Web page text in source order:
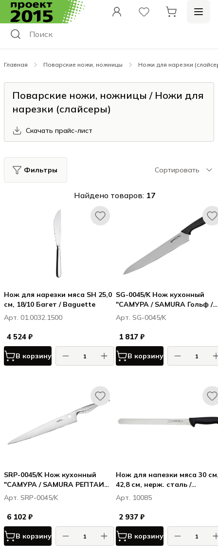
Главная Поварские ножи, ножницы Ножи для нарезки
Поварские ножи, ножницы / Ножи для
нарезки (слайсеры)
Скачать прайс-лист
Фильтры Сортировать
Найдено товаров: 17
Нож для нарезки мяса SH 25,0
см, 18/10 Багет / Baguette
Арт. 01.0032.1500
4 524 ₽
В корзину
SG-0045/K Нож кухонный
"САМУРА / SAMURA Гольф /
Golf" для нарезки 251 мм,
Арт. SG-0045/K
1 817 ₽
В корзину
SRP-0045/K Нож кухонный
"САМУРА / SAMURA РЕПТАИЛ /
REPTILE" для нарезки, слайсер
274 мм, AUS-10
Арт. SRP-0045/K
6 102 ₽
В корзину
Нож для напезки мяса 30
42,8 см, нерж. сталь /
полипропилен, цвет ручки
черный, Карбон / Carbon
Арт. 10085
2 937 ₽
В корзину